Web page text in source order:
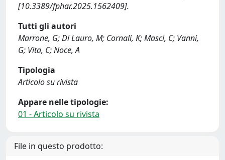
[10.3389/fphar.2025.1562409].
Tutti gli autori
Marrone, G; Di Lauro, M; Cornali, K; Masci, C; Vanni,
G; Vita, C; Noce, A
Tipologia
Articolo su rivista
Appare nelle tipologie:
01 - Articolo su rivista
File in questo prodotto: